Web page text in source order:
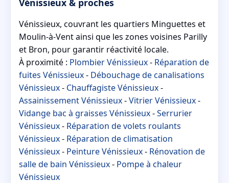
Vénissieux, couvrant les quartiers Minguettes et
Moulin‑à‑Vent ainsi que les zones voisines Parilly
et Bron, pour garantir réactivité locale.
À proximité : Plombier Vénissieux- Réparation de
fuites Vénissieux- Débouchage de canalisations
Vénissieux- Chauffagiste Vénissieux-
Assainissement Vénissieux-Vitrier Vénissieux-
Vidange bac à graisses Vénissieux-Serrurier
Vénissieux- Réparation de volets roulants
Vénissieux- Réparation de climatisation
Vénissieux- Peinture Vénissieux- Rénovation de
salle de bain Vénissieux- Pompe à chaleur
Vénissieux